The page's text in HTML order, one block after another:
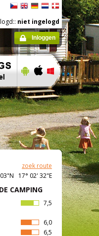
niet ingelogd
Inloggen
zoek route
03"N 17° 02' 32"E
CAMPING
7,5
6,0
6,5